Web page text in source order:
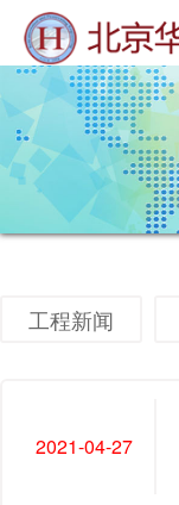
工程新闻
2021-04-27